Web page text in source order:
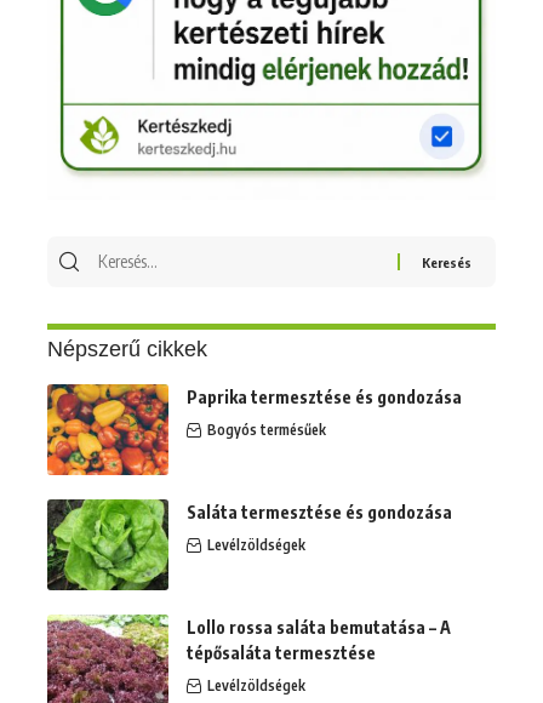
Keresés
Népszerű cikkek
Paprika termesztése és gondozása
Bogyós termésűek
Saláta termesztése és gondozása
Levélzöldségek
Lollo rossa saláta bemutatása – A
tépősaláta termesztése
Levélzöldségek